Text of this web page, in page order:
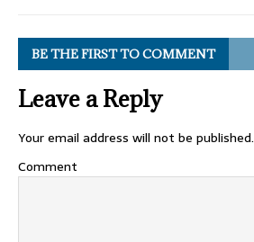
BE THE FIRST TO COMMENT
Leave a Reply
Your email address will not be published.
Comment